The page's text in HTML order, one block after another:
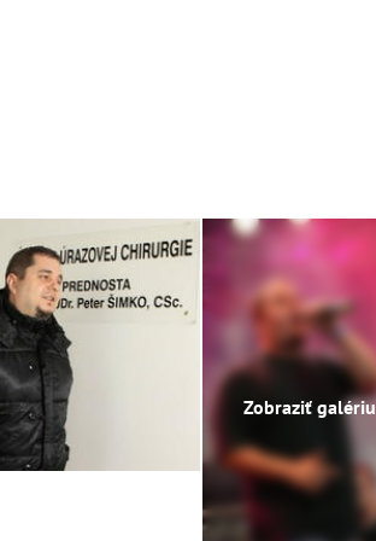
Zobraziť galériu